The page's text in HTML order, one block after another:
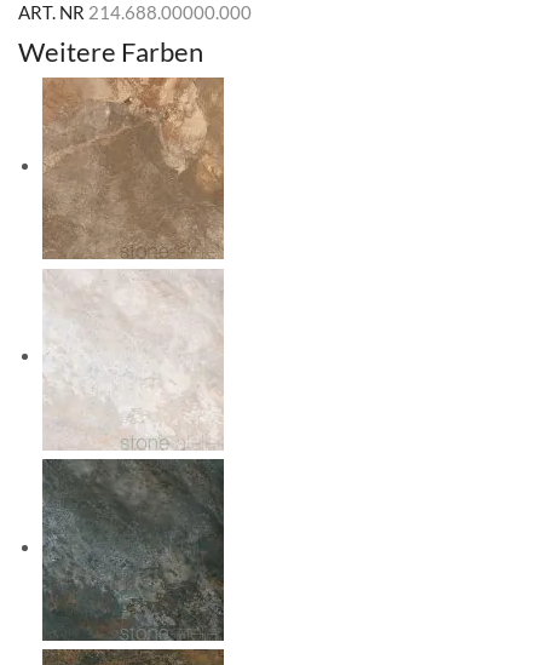
ART. NR 214.688.00000.000
Weitere Farben